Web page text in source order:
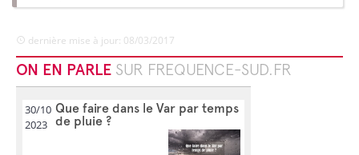
dernière mise à jour: 08/03/2017
ON EN PARLE SUR FREQUENCE-SUD.FR
30/10
2023
Que faire dans le Var par temps
de pluie ?